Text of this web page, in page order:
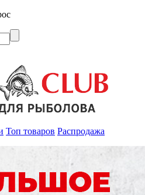
Топ товаров Распродажа